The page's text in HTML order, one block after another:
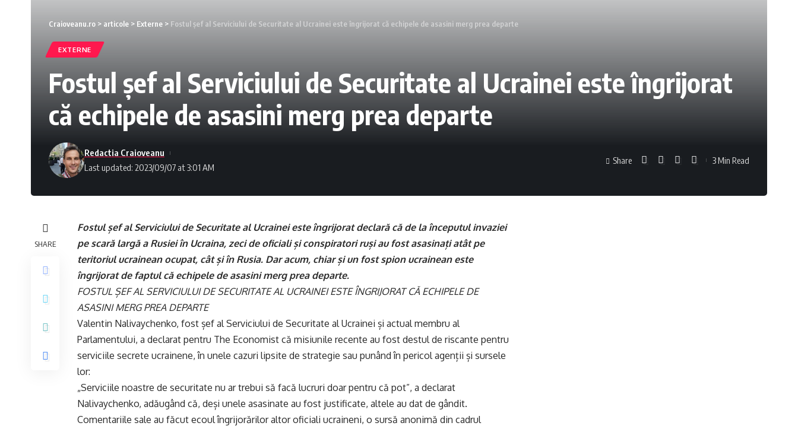
Craioveanu.ro > articole > Externe > Fostul șef al Serviciului de Securitate al Ucrainei este îngrijorat că echipele de asasini merg prea departe
EXTERNE
Fostul șef al Serviciului de Securitate al Ucrainei este îngrijorat
că echipele de asasini merg prea departe
Last updated: 2023/09/07 at 3:01 AM
Redactia Craioveanu
Share 3 Min Read
SHARE
Fostul șef al Serviciului de Securitate al Ucrainei este îngrijorat declară că de la începutul invaziei
pe scară largă a Rusiei în Ucraina, zeci de oficiali și conspiratori ruși au fost asasinați atât pe
teritoriul ucrainean ocupat, cât și în Rusia. Dar acum, chiar și un fost spion ucrainean este
îngrijorat de faptul că echipele de asasini merg prea departe.
FOSTUL ȘEF AL SERVICIULUI DE SECURITATE AL UCRAINEI ESTE ÎNGRIJORAT CĂ ECHIPELE DE
ASASINI MERG PREA DEPARTE
Valentin Nalivaychenko, fost șef al Serviciului de Securitate al Ucrainei și actual membru al
Parlamentului, a declarat pentru The Economist că misiunile recente au fost destul de riscante pentru
serviciile secrete ucrainene, în unele cazuri lipsite de strategie sau punând în pericol agenții și sursele
lor:
„Serviciile noastre de securitate nu ar trebui să facă lucruri doar pentru că pot”, a declarat
Nalivaychenko, adăugând că, deși unele asasinate au fost justificate, altele au dat de gândit.
Comentariile sale au făcut ecoul îngrijorărilor altor oficiali ucraineni, o sursă anonimă din cadrul